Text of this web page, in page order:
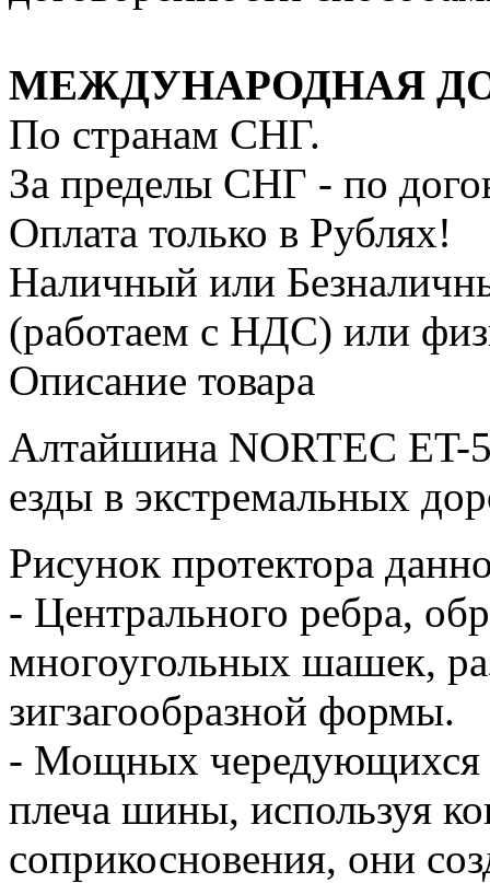
МЕЖДУНАРОДНАЯ
По странам СНГ.
За пределы СНГ - по
Оплата только в Рублях!
Наличный или
(работаем с НДС) или
Описание товара
Алтайшина NORTEC ET-
езды в экстремальных
Рисунок протектора
- Центрального ребра,
многоугольных шашек,
зигзагообразной формы.
- Мощных чередующихся
плеча шины, используя
соприкосновения, они